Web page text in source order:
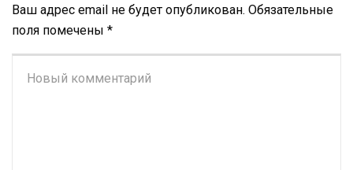
Ваш адрес email не будет опубликован. Обязательные
поля помечены *
комментарий*